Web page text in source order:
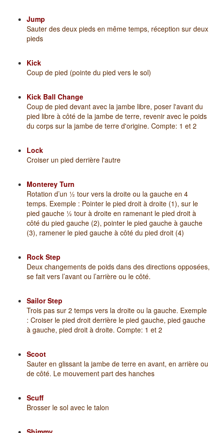
Jump
Sauter des deux pieds en même temps, réception sur deux
pieds
Kick
Coup de pied (pointe du pied vers le sol)
Kick Ball Change
Coup de pied devant avec la jambe libre, poser l'avant du
pied libre à côté de la jambe de terre, revenir avec le poids
du corps sur la jambe de terre d'origine. Compte: 1 et 2
Lock
Croiser un pied derrière l'autre
Monterey Turn
Rotation d’un ½ tour vers la droite ou la gauche en 4
temps. Exemple : Pointer le pied droit à droite (1), sur le
pied gauche ½ tour à droite en ramenant le pied droit à
côté du pied gauche (2), pointer le pied gauche à gauche
(3), ramener le pied gauche à côté du pied droit (4)
Rock Step
Deux changements de poids dans des directions opposées,
se fait vers l’avant ou l’arrière ou le côté.
Sailor Step
Trois pas sur 2 temps vers la droite ou la gauche. Exemple
: Croiser le pied droit derrière le pied gauche, pied gauche
à gauche, pied droit à droite. Compte: 1 et 2
Scoot
Sauter en glissant la jambe de terre en avant, en arrière ou
de côté. Le mouvement part des hanches
Scuff
Brosser le sol avec le talon